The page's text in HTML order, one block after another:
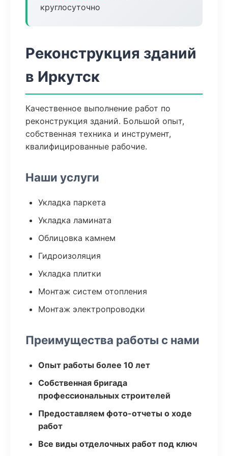
круглосуточно
Реконструкция зданий
в Иркутск
Качественное выполнение работ по
реконструкция зданий. Большой опыт,
собственная техника и инструмент,
квалифицированные рабочие.
Наши услуги
Укладка паркета
Укладка ламината
Облицовка камнем
Гидроизоляция
Укладка плитки
Монтаж систем отопления
Монтаж электропроводки
Преимущества работы с нами
Опыт работы более 10 лет
Собственная бригада
профессиональных строителей
Предоставляем фото-отчеты о ходе
работ
Все виды отделочных работ под ключ